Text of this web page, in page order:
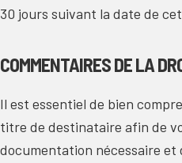
30 jours suivant la date de
COMMENTAIRES DE LA
Il est essentiel de bien
titre de destinataire afin de
documentation nécessaire et